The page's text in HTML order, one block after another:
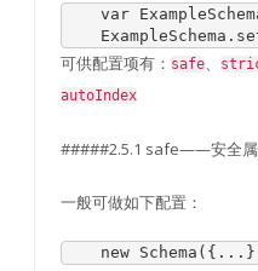
var
ExampleSchema .
可供配置项有： safe、
autoIndex
#####2.5.1 safe——安全属
一般可做如下配置：
new Schema